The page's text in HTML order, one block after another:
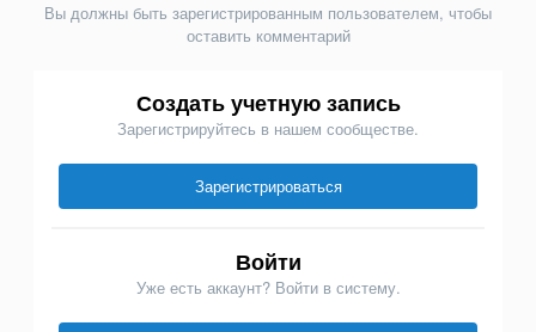
Вы должны быть зарегистрированным пользователем, чтобы
оставить комментарий
Создать учетную запись
Зарегистрируйтесь в нашем сообществе.
Зарегистрироваться
Войти
Уже есть аккаунт? Войти в систему.